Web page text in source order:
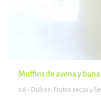
Muffins de avena y
06 - Dulces, Frutos secos y